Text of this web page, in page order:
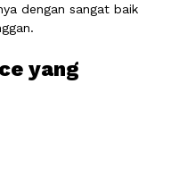
dengan sangat baik
yang